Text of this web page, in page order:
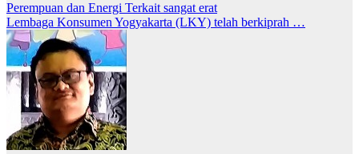
Perempuan dan Energi Terkait sangat erat
Lembaga Konsumen Yogyakarta (LKY) telah berkiprah …